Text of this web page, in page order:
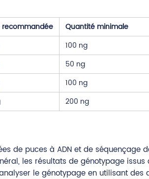
recommandée Quantité minimale
100 ng
50 ng
100 ng
200 ng
de puces à ADN et de séquençage
les résultats de génotypage
le génotypage en utilisant des